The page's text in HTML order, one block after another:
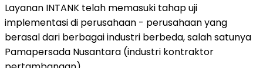
Layanan INTANK telah memasuki tahap uji
implementasi di perusahaan - perusahaan yang
berasal dari berbagai industri berbeda, salah satunya
Pamapersada Nusantara (industri kontraktor